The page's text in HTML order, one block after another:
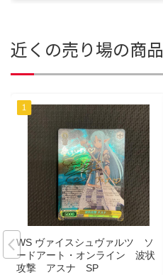
近くの売り場の商品
WS ヴァイスシュヴァルツ ソ
ードアート・オンライン 波状
攻撃 アスナ SP